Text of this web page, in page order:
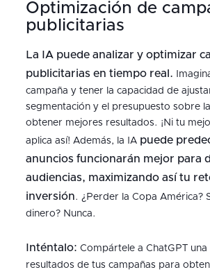
Optimización de
publicitarias
La IA puede analizar y optimizar
publicitarias en tiempo real.
campaña y tener la capacidad de
segmentación y el presupuesto sobre
obtener mejores resultados. ¡Ni tu
aplica así! Además, la IA puede
anuncios funcionarán mejor para
audiencias, maximizando así tu
inversión. ¿Perder la Copa América?
dinero? Nunca.
Inténtalo: Compártele a ChatGPT
resultados de tus campañas para